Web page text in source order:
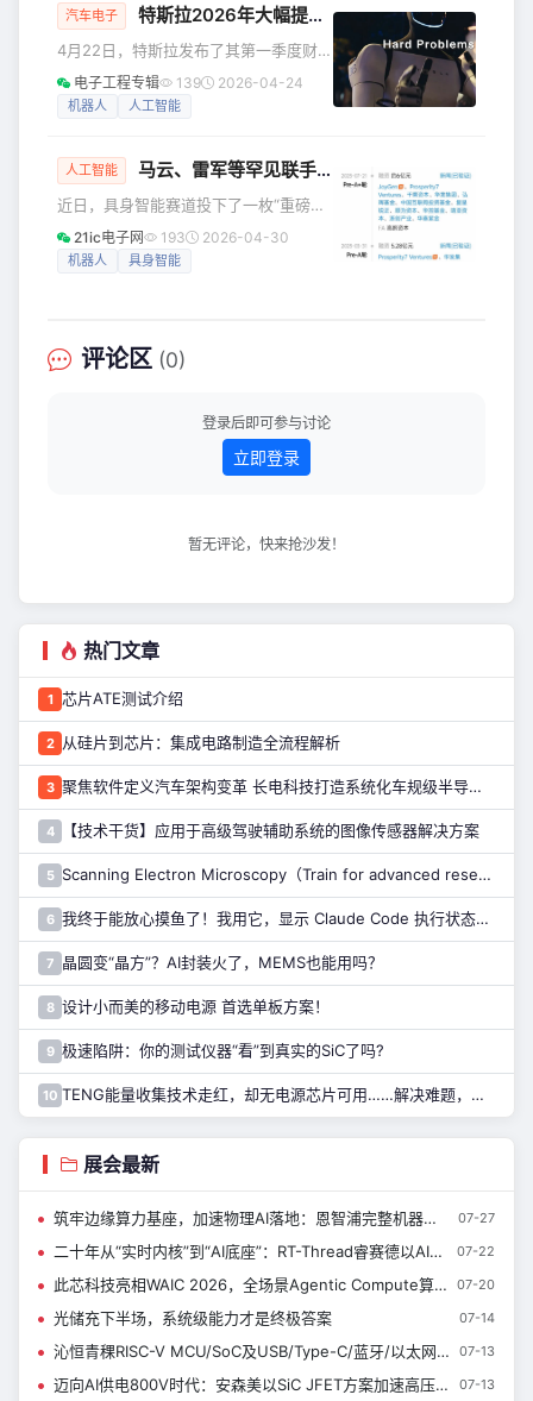
开发资源，着力打通AI与机器人产业壁
作的核心平台，汇聚全球行业同仁共话
智能机器人产业发展新机遇。 作为业界
领先的半导体解决方案提供商，兆易创
展
汽车电子 特斯拉2026年大幅提升资本支出250亿美元，重点流向几大领域
4月22日，特斯拉发布了其第一季度财
报，并在随后的电话会议上宣布，公司
将2026年的资本支出预期大幅上调至
支出预算的三倍之多——相比之下，特
2024年为113亿美元。 这一激进的财务
举措，标志着这家电动汽车巨头正以前
所未有的决心，加速向人工智能（AI）
电子工程专辑 139 2026-04-24
机器人 人工智能
人工智能 马云、雷军等罕见联手，30天狂砸30亿押注这家公司！
近日，具身智能赛道投下了一枚“重磅炸
弹”——成立仅两年多的千寻智能（杭
州）科技有限公司正式官宣完成新一轮
在具身智能赛道实属罕见！ 更让人震惊
的是，这已经是千寻智能30天内的第二
刚刚拿下近20亿元融资。短短一个月累
计吸金30亿元，资本抢筹的速度让人咋
21ic电子网 193 2026-04-30
机器人 具身智能
评论区 (0)
登录后即可参与讨论
立即登录
暂无评论，快来抢沙发！
热门文章
1 芯片ATE测试介绍
2 从硅片到芯片：集成电路制造全流程解析
3 聚焦软件定义汽车架构变革 长电科技打造系统化车规级半导体封测能力
4 【技术干货】应用于高级驾驶辅助系统的图像传感器解决方案
5 Scanning Electron Microscopy（Train for advanced research）扫描电子显微镜介绍（二）
6 我终于能放心摸鱼了！我用它，显示 Claude Code 执行状态……
7 晶圆变“晶方”？AI封装火了，MEMS也能用吗？
8 设计小而美的移动电源 首选单板方案！
9 极速陷阱：你的测试仪器“看”到真实的SiC了吗?
10 TENG能量收集技术走红，却无电源芯片可用……解决难题，只需一招！
展会最新
筑牢边缘算力基座，加速物理AI落地：恩智浦完整机器人技术生态，来了解一下~ 07-27
二十年从“实时内核”到“AI底座”：RT-Thread睿赛德以AIOS亮相WAIC 定义端侧智能新范式|新闻速递 07-22
此芯科技亮相WAIC 2026，全场景Agentic Compute算力矩阵首秀上海 07-20
光储充下半场，系统级能力才是终极答案 07-14
沁恒青稞RISC-V MCU/SoC及USB/Type-C/蓝牙/以太网接口芯片亮相慕展 07-13
迈向AI供电800V时代：安森美以SiC JFET方案加速高压电源转换升级 07-13